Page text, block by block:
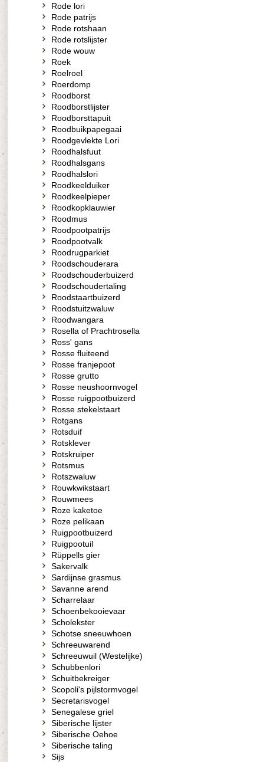
Rode lori
Rode patrijs
Rode rotshaan
Rode rotslijster
Rode wouw
Roek
Roelroel
Roerdomp
Roodborst
Roodborstlijster
Roodborsttapuit
Roodbuikpapegaai
Roodgevlekte Lori
Roodhalsfuut
Roodhalsgans
Roodhalslori
Roodkeelduiker
Roodkeelpieper
Roodkopklauwier
Roodmus
Roodpootpatrijs
Roodpootvalk
Roodrugparkiet
Roodschouderara
Roodschouderbuizerd
Roodschoudertaling
Roodstaartbuizerd
Roodstuitzwaluw
Roodwangara
Rosella of Prachtrosella
Ross' gans
Rosse fluiteend
Rosse franjepoot
Rosse grutto
Rosse neushoornvogel
Rosse ruigpootbuizerd
Rosse stekelstaart
Rotgans
Rotsduif
Rotsklever
Rotskruiper
Rotsmus
Rotszwaluw
Rouwkwikstaart
Rouwmees
Roze kaketoe
Roze pelikaan
Ruigpootbuizerd
Ruigpootuil
Rüppells gier
Sakervalk
Sardijnse grasmus
Savanne arend
Scharrelaar
Schoenbekooievaar
Scholekster
Schotse sneeuwhoen
Schreeuwarend
Schreeuwuil (Westelijke)
Schubbenlori
Schuitbekreiger
Scopoli's pijlstormvogel
Secretarisvogel
Senegalese griel
Siberische lijster
Siberische Oehoe
Siberische taling
Sijs